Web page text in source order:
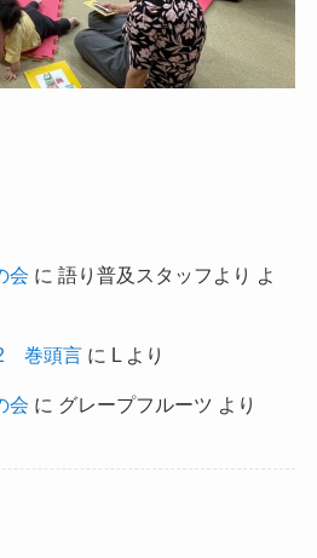
会 に 語り普及スタッフより よ
巻頭言に Lより
会 に グレープフルーツ より